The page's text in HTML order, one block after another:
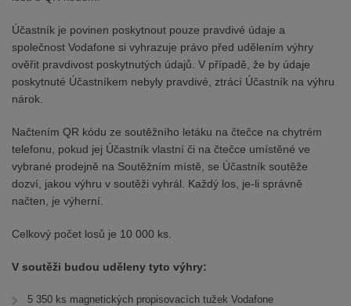
Účastník je povinen poskytnout pouze pravdivé údaje a
společnost Vodafone si vyhrazuje právo před udělením výhry
ověřit pravdivost poskytnutých údajů. V případě, že by údaje
poskytnuté Účastníkem nebyly pravdivé, ztrácí Účastník na výhru
nárok.
Načtením QR kódu ze soutěžního letáku na čtečce na chytrém
telefonu, pokud jej Účastník vlastní či na čtečce umístěné ve
vybrané prodejně na Soutěžním místě, se Účastník soutěže
dozví, jakou výhru v soutěži vyhrál. Každý los, je-li správně
načten, je výherní.
Celkový počet losů je 10 000 ks.
V soutěži budou uděleny tyto výhry:
5 350 ks magnetických propisovacích tužek Vodafone